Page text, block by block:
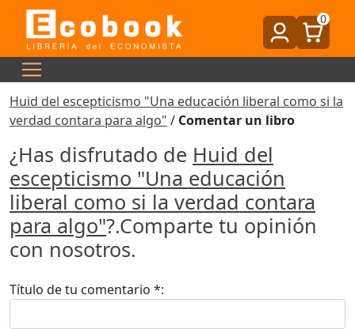
0
Huid del escepticismo "Una educación liberal como si la
verdad contara para algo" / Comentar un libro
¿Has disfrutado de Huid del
escepticismo "Una educación
liberal como si la verdad contara
para algo"?.Comparte tu opinión
con nosotros.
Título de tu comentario *: